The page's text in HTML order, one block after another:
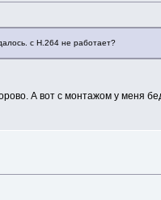
с H.264 не работает?
А вот с монтажом у меня